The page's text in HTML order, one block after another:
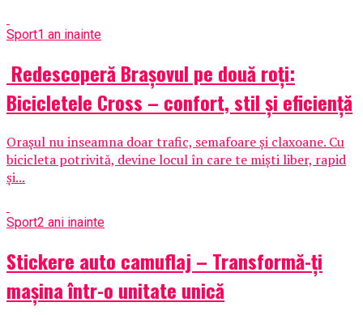
Sport1 an inainte
Redescoperă Brașovul pe două roți:
Bicicletele Cross – confort, stil și eficiență
Orașul nu inseamna doar trafic, semafoare și claxoane. Cu
bicicleta potrivită, devine locul în care te miști liber, rapid
și...
Sport2 ani inainte
Stickere auto camuflaj – Transformă-ți
mașina într-o unitate unică